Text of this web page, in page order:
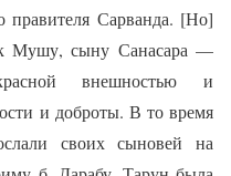
правителя Сарванда. [Но]
Мушу, сыну Санасара —
внешностью и
и доброты. В то время
своих сыновей на